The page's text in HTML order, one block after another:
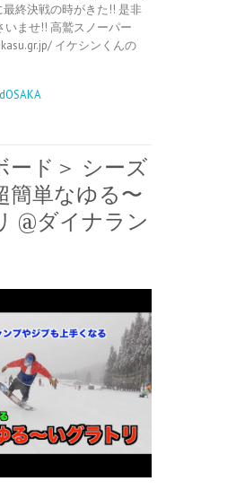
終決戦の時がきた!! 是非
いませ!! 高鷲スノーパー
イケシンくんの
ード＞ シーズ
簡単なゆる〜
@ダイナラン